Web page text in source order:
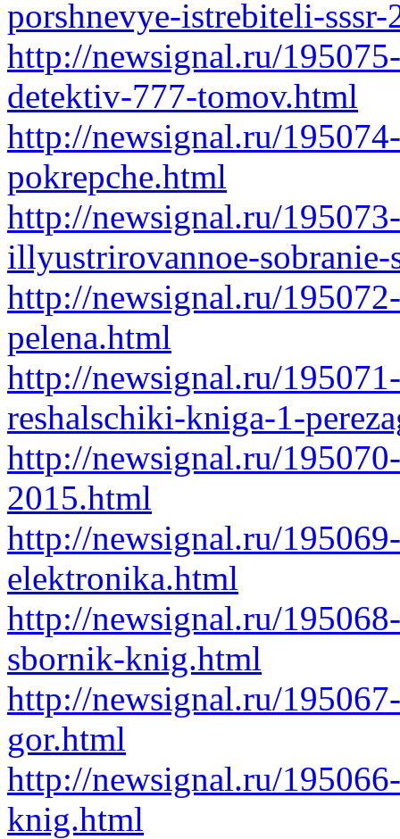
porshnevye-istrebiteli-
http://newsignal.ru/
detektiv-777-tomov.html
http://newsignal.ru/
pokrepche.html
http://newsignal.ru/
illyustrirovannoe-
http://newsignal.ru/
pelena.html
http://newsignal.ru/
reshalschiki-kniga-1-
http://newsignal.ru/
2015.html
http://newsignal.ru/
elektronika.html
http://newsignal.ru/
sbornik-knig.html
http://newsignal.ru/
gor.html
http://newsignal.ru/
knig.html